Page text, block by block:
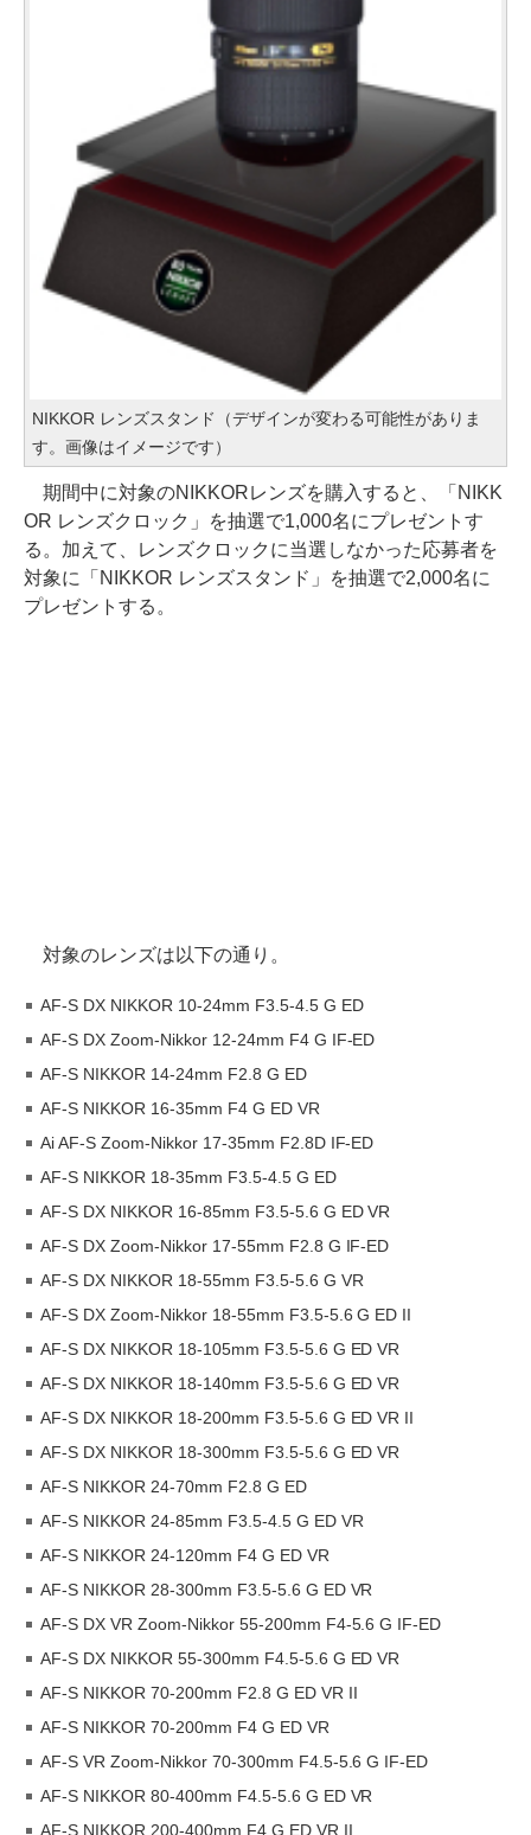
NIKKOR レンズスタンド（デザインが変わる可能性がありま
す。画像はイメージです）
期間中に対象のNIKKORレンズを購入すると、「NIKK
OR レンズクロック」を抽選で1,000名にプレゼントす
る。加えて、レンズクロックに当選しなかった応募者を
対象に「NIKKOR レンズスタンド」を抽選で2,000名に
プレゼントする。
対象のレンズは以下の通り。
AF-S DX NIKKOR 10-24mm F3.5-4.5 G ED
AF-S DX Zoom-Nikkor 12-24mm F4 G IF-ED
AF-S NIKKOR 14-24mm F2.8 G ED
AF-S NIKKOR 16-35mm F4 G ED VR
Ai AF-S Zoom-Nikkor 17-35mm F2.8D IF-ED
AF-S NIKKOR 18-35mm F3.5-4.5 G ED
AF-S DX NIKKOR 16-85mm F3.5-5.6 G ED VR
AF-S DX Zoom-Nikkor 17-55mm F2.8 G IF-ED
AF-S DX NIKKOR 18-55mm F3.5-5.6 G VR
AF-S DX Zoom-Nikkor 18-55mm F3.5-5.6 G ED II
AF-S DX NIKKOR 18-105mm F3.5-5.6 G ED VR
AF-S DX NIKKOR 18-140mm F3.5-5.6 G ED VR
AF-S DX NIKKOR 18-200mm F3.5-5.6 G ED VR II
AF-S DX NIKKOR 18-300mm F3.5-5.6 G ED VR
AF-S NIKKOR 24-70mm F2.8 G ED
AF-S NIKKOR 24-85mm F3.5-4.5 G ED VR
AF-S NIKKOR 24-120mm F4 G ED VR
AF-S NIKKOR 28-300mm F3.5-5.6 G ED VR
AF-S DX VR Zoom-Nikkor 55-200mm F4-5.6 G IF-ED
AF-S DX NIKKOR 55-300mm F4.5-5.6 G ED VR
AF-S NIKKOR 70-200mm F2.8 G ED VR II
AF-S NIKKOR 70-200mm F4 G ED VR
AF-S VR Zoom-Nikkor 70-300mm F4.5-5.6 G IF-ED
AF-S NIKKOR 80-400mm F4.5-5.6 G ED VR
AF-S NIKKOR 200-400mm F4 G ED VR II